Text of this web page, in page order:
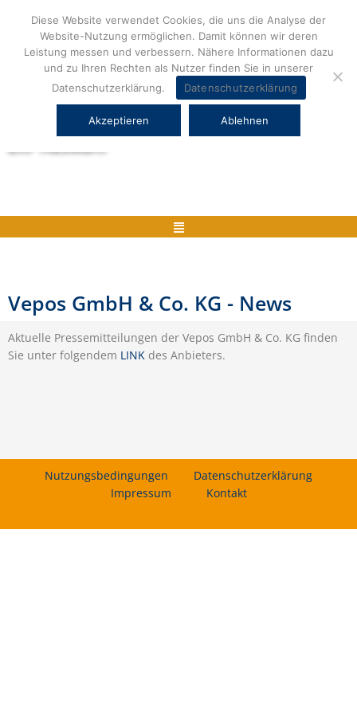
springen
Herstellerneutrale ERP Beratung und
Menü
Vepos GmbH & Co. KG - News
Aktuelle Pressemitteilungen der Vepos GmbH & Co. KG finden
Sie unter folgendem LINK des Anbieters.
Nutzungsbedingungen
Datenschutzerklärung
Impressum
Kontakt
Diese Website verwendet Cookies, die uns die Analyse der
Website-Nutzung ermöglichen. Damit können wir deren
Leistung messen und verbessern. Nähere Informationen dazu
und zu Ihren Rechten als Nutzer finden Sie in unserer
Datenschutzerklärung.
Datenschutzerklärung
Akzeptieren Ablehnen